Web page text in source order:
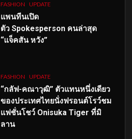
FASHION UPDATE
แพนทีนเปิด
ตัว Spokesperson คนล่าสุด
“แจ็คสัน หวัง”
FASHION UPDATE
“กลัฟ-คณาวุฒิ” ตัวแทนหนึ่งเดียว
ของประเทศไทยนั่งฟรอนต์โรว์ชม
แฟชั่นโชว์ Onisuka Tiger ที่มิ
ลาน